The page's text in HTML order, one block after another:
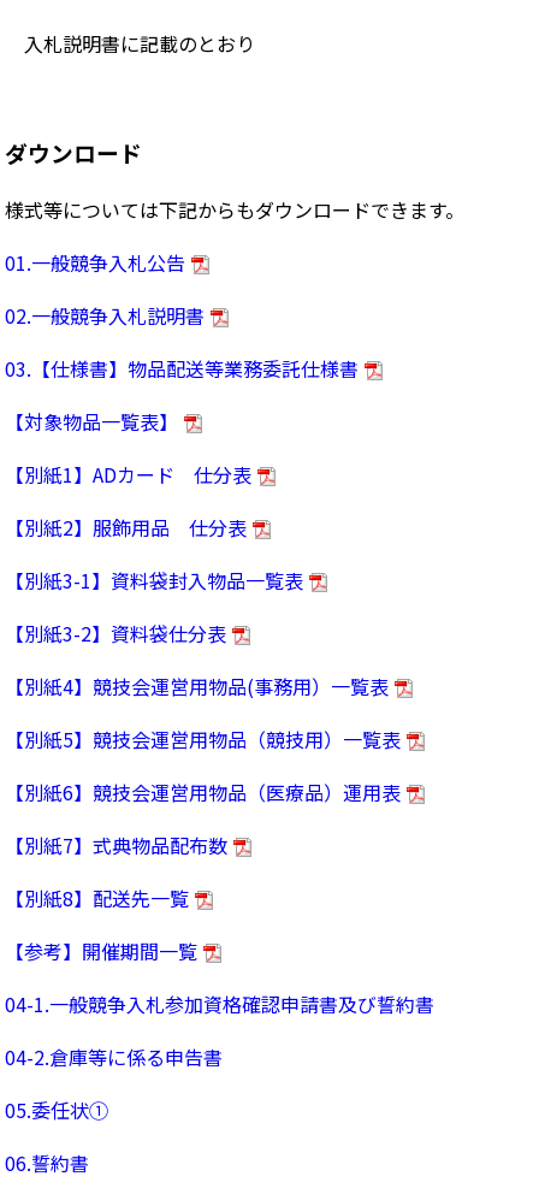
入札説明書に記載のとおり
ダウンロード
様式等については下記からもダウンロードできます。
01.一般競争入札公告
02.一般競争入札説明書
03.【仕様書】物品配送等業務委託仕様書
【対象物品一覧表】
【別紙1】ADカード 仕分表
【別紙2】服飾用品 仕分表
【別紙3-1】資料袋封入物品一覧表
【別紙3-2】資料袋仕分表
【別紙4】競技会運営用物品(事務用）一覧表
【別紙5】競技会運営用物品（競技用）一覧表
【別紙6】競技会運営用物品（医療品）運用表
【別紙7】式典物品配布数
【別紙8】配送先一覧
【参考】開催期間一覧
04-1.一般競争入札参加資格確認申請書及び誓約書
04-2.倉庫等に係る申告書
05.委任状①
06.誓約書